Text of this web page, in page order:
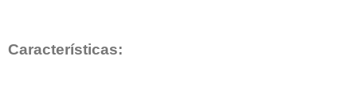
Características: